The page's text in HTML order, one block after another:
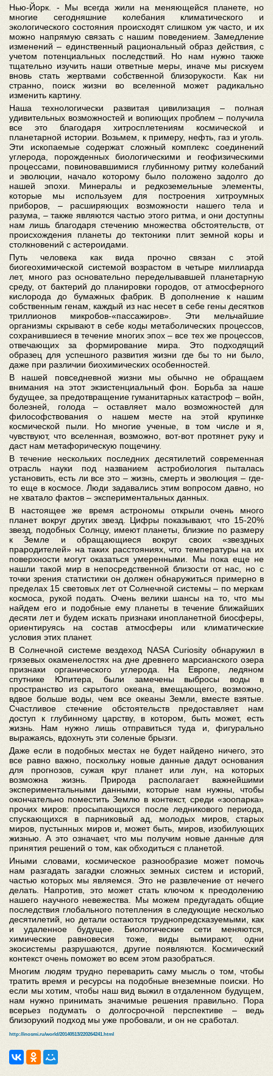
Нью-Йорк. - Мы всегда жили на меняющейся планете, но
многие сегодняшние колебания климатического и
экологического состояния происходят слишком уж часто, и их
можно напрямую связать с нашим поведением. Замедление
изменений – единственный рациональный образ действия, с
учетом потенциальных последствий. Но нам нужно также
тщательно изучить наши ответные меры, иначе мы рискуем
вновь стать жертвами собственной близорукости. Как ни
странно, поиск жизни во вселенной может радикально
изменить картину.
Наша технологически развитая цивилизация – полная
удивительных возможностей и вопиющих проблем – получила
все это благодаря хитросплетениям космической и
планетарной истории. Возьмем, к примеру, нефть, газ и уголь.
Эти ископаемые содержат сложный комплекс соединений
углерода, порожденных биологическими и геофизическими
процессами, повиновавшимися глубинному ритму колебаний
и эволюции, начало которому было положено задолго до
нашей эпохи. Минералы и редкоземельные элементы,
которые мы используем для построения хитроумных
приборов, – расширяющих возможности нашего тела и
разума, – также являются частью этого ритма, и они доступны
нам лишь благодаря стечению множества обстоятельств, от
происхождения планеты до тектоники плит земной коры и
столкновений с астероидами.
Путь человека как вида прочно связан с этой
биогеохимической системой возрастом в четыре миллиарда
лет, много раз основательно переделывавшей планетарную
среду, от бактерий до планировки городов, от атмосферного
кислорода до бумажных фабрик. В дополнение к нашим
собственным генам, каждый из нас несет в себе гены десятков
триллионов микробов-«пассажиров». Эти мельчайшие
организмы скрывают в себе коды метаболических процессов,
сохранившиеся в течение многих эпох – все тех же процессов,
отвечающих за формирование мира. Это подходящий
образец для успешного развития жизни где бы то ни было,
даже при различии биохимических особенностей.
В нашей повседневной жизни мы обычно не обращаем
внимания на этот экзистенциальный фон. Борьба за наше
будущее, за предотвращение гуманитарных катастроф – войн,
болезней, голода – оставляет мало возможностей для
философствования о нашем месте на этой крупинке
космической пыли. Но многие ученые, в том числе и я,
чувствуют, что вселенная, возможно, вот-вот протянет руку и
даст нам метафорическую пощечину.
В течение нескольких последних десятилетий современная
отрасль науки под названием астробиология пыталась
установить, есть ли все это – жизнь, смерть и эволюция – где-
то еще в космосе. Люди задавались этим вопросом давно, но
не хватало фактов – экспериментальных данных.
В настоящее же время астрономы открыли очень много
планет вокруг других звезд. Цифры показывают, что 15-20%
звезд, подобных Солнцу, имеют планеты, близкие по размеру
к Земле и обращающиеся вокруг своих «звездных
прародителей» на таких расстояниях, что температуры на их
поверхности могут оказаться умеренными. Мы пока еще не
нашли такой мир в непосредственной близости от нас, но с
точки зрения статистики он должен обнаружиться примерно в
пределах 15 световых лет от Солнечной системы – по меркам
космоса, рукой подать. Очень велики шансы на то, что мы
найдем его и подобные ему планеты в течение ближайших
десяти лет и будем искать признаки инопланетной биосферы,
ориентируясь на состав атмосферы или климатические
условия этих планет.
В Солнечной системе вездеход NASA Curiosity обнаружил в
грязевых окаменелостях на дне древнего марсианского озера
признаки органического углерода. На Европе, ледяном
спутнике Юпитера, были замечены выбросы воды в
пространство из скрытого океана, вмещающего, возможно,
вдвое больше воды, чем все океаны Земли, вместе взятые.
Счастливое стечение обстоятельств предоставляет нам
доступ к глубинному царству, в котором, быть может, есть
жизнь. Нам нужно лишь отправиться туда и, фигурально
выражаясь, вдохнуть эти соленые брызги.
Даже если в подобных местах не будет найдено ничего, это
все равно важно, поскольку новые данные дадут основания
для прогнозов, сужая круг планет или лун, на которых
возможна жизнь. Природа располагает важнейшими
экспериментальными данными, которые нам нужны, чтобы
окончательно поместить Землю в контекст, среди «зоопарка»
прочих миров: просыпающихся после ледникового периода,
спускающихся в парниковый ад, молодых миров, старых
миров, пустынных миров и, может быть, миров, изобилующих
жизнью. А это означает, что мы получим новые данные для
принятия решений о том, как обходиться с планетой.
Иными словами, космическое разнообразие может помочь
нам разгадать загадки сложных земных систем и историй,
частью которых мы являемся. Это не развлечение от нечего
делать. Напротив, это может стать ключом к преодолению
нашего научного невежества. Мы можем предугадать общие
последствия глобального потепления в следующие несколько
десятилетий, но детали остаются труднопредсказуемыми, как
и удаленное будущее. Биологические сети меняются,
химические равновесия тоже, виды вымирают, одни
экосистемы разрушаются, другие появляются. Космический
контекст очень поможет во всем этом разобраться.
Многим людям трудно переварить саму мысль о том, чтобы
тратить время и ресурсы на подобные внеземные поиски. Но
если мы хотим, чтобы наш вид выжил в отдаленном будущем,
нам нужно принимать значимые решения правильно. Пора
всерьез подумать о долгосрочной перспективе – ведь
близорукий подход мы уже пробовали, и он не сработал.
http://inosmi.ru/world/20140513/220264241.html